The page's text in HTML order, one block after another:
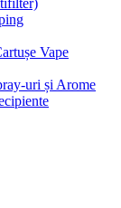
Vape
uri și Arome